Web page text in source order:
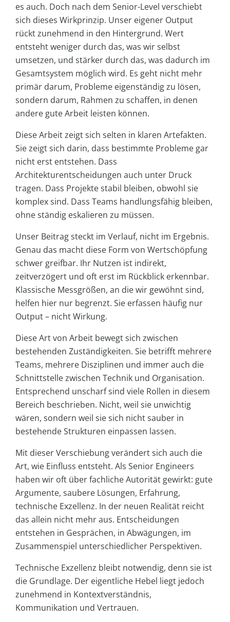
es auch. Doch nach dem Senior-Level verschiebt
sich dieses Wirkprinzip. Unser eigener Output
rückt zunehmend in den Hintergrund. Wert
entsteht weniger durch das, was wir selbst
umsetzen, und stärker durch das, was dadurch im
Gesamtsystem möglich wird. Es geht nicht mehr
primär darum, Probleme eigenständig zu lösen,
sondern darum, Rahmen zu schaffen, in denen
andere gute Arbeit leisten können.
Diese Arbeit zeigt sich selten in klaren Artefakten.
Sie zeigt sich darin, dass bestimmte Probleme gar
nicht erst entstehen. Dass
Architekturentscheidungen auch unter Druck
tragen. Dass Projekte stabil bleiben, obwohl sie
komplex sind. Dass Teams handlungsfähig bleiben,
ohne ständig eskalieren zu müssen.
Unser Beitrag steckt im Verlauf, nicht im Ergebnis.
Genau das macht diese Form von Wertschöpfung
schwer greifbar. Ihr Nutzen ist indirekt,
zeitverzögert und oft erst im Rückblick erkennbar.
Klassische Messgrößen, an die wir gewöhnt sind,
helfen hier nur begrenzt. Sie erfassen häufig nur
Output – nicht Wirkung.
Diese Art von Arbeit bewegt sich zwischen
bestehenden Zuständigkeiten. Sie betrifft mehrere
Teams, mehrere Disziplinen und immer auch die
Schnittstelle zwischen Technik und Organisation.
Entsprechend unscharf sind viele Rollen in diesem
Bereich beschrieben. Nicht, weil sie unwichtig
wären, sondern weil sie sich nicht sauber in
bestehende Strukturen einpassen lassen.
Mit dieser Verschiebung verändert sich auch die
Art, wie Einfluss entsteht. Als Senior Engineers
haben wir oft über fachliche Autorität gewirkt: gute
Argumente, saubere Lösungen, Erfahrung,
technische Exzellenz. In der neuen Realität reicht
das allein nicht mehr aus. Entscheidungen
entstehen in Gesprächen, in Abwägungen, im
Zusammenspiel unterschiedlicher Perspektiven.
Technische Exzellenz bleibt notwendig, denn sie ist
die Grundlage. Der eigentliche Hebel liegt jedoch
zunehmend in Kontextverständnis,
Kommunikation und Vertrauen.